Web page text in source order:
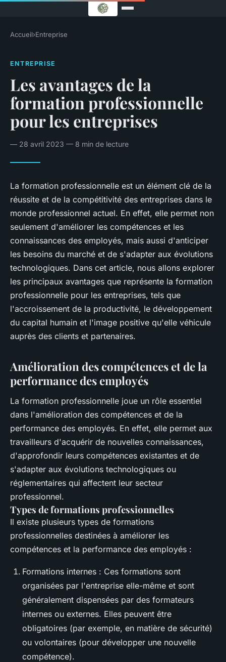
Accueil›Entreprise
ENTREPRISE
Les avantages de la
formation professionnelle
pour les entreprises
— 28 avril 2023 — 8 min de lecture
La formation professionnelle est un élément clé de la
réussite et de la compétitivité des entreprises dans le
monde professionnel actuel. En effet, elle permet non
seulement d'améliorer les compétences et les
connaissances des employés, mais aussi d'anticiper
les besoins du marché et de s'adapter aux évolutions
technologiques. Dans cet article, nous allons explorer
les principaux avantages que représente la formation
professionnelle pour les entreprises, tels que
l'accroissement de la productivité, le développement
du capital humain et l'image positive qu'elle véhicule
auprès des clients et partenaires.
Amélioration des compétences et de la
performance des employés
La formation professionnelle joue un rôle essentiel
dans l'amélioration des compétences et de la
performance des employés. En effet, elle permet aux
travailleurs d'acquérir de nouvelles connaissances,
d'approfondir leurs compétences existantes et de
s'adapter aux évolutions technologiques ou
réglementaires qui affectent leur secteur
professionnel.
Types de formations professionnelles
Il existe plusieurs types de formations
professionnelles destinées à améliorer les
compétences et la performance des employés :
Formations internes : Ces formations sont
organisées par l'entreprise elle-même et sont
généralement dispensées par des formateurs
internes ou externes. Elles peuvent être
obligatoires (par exemple, en matière de sécurité)
ou volontaires (pour développer une nouvelle
compétence).